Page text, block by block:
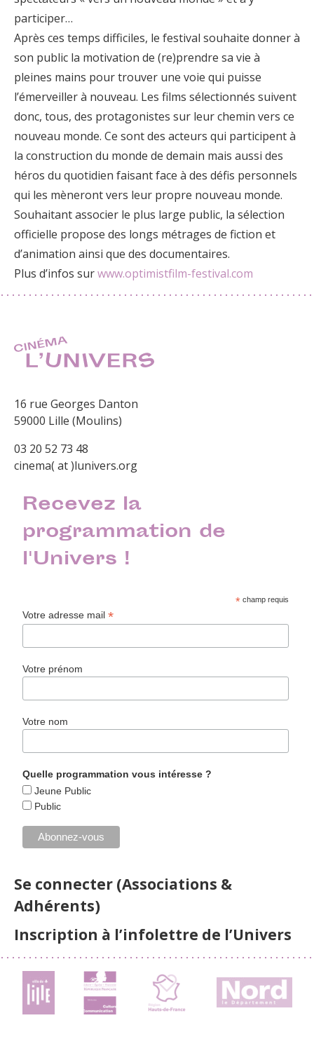
participer…
Après ces temps difficiles, le festival souhaite donner à
son public la motivation de (re)prendre sa vie à
pleines mains pour trouver une voie qui puisse
l’émerveiller à nouveau. Les films sélectionnés suivent
donc, tous, des protagonistes sur leur chemin vers ce
nouveau monde. Ce sont des acteurs qui participent à
la construction du monde de demain mais aussi des
héros du quotidien faisant face à des défis personnels
qui les mèneront vers leur propre nouveau monde.
Souhaitant associer le plus large public, la sélection
officielle propose des longs métrages de fiction et
d’animation ainsi que des documentaires.
Plus d’infos surwww.optimistfilm-festival.com
16 rue Georges Danton
59000 Lille (Moulins)
03 20 52 73 48
cinema( at )lunivers.org
Recevez la
programmation de
l'Univers !
* champ requis
Votre adresse mail*
Votre prénom
Votre nom
Quelle programmation vous intéresse ?
Jeune Public
Public
Se connecter (Associations &
Adhérents)
Inscription à l’infolettre de l’Univers